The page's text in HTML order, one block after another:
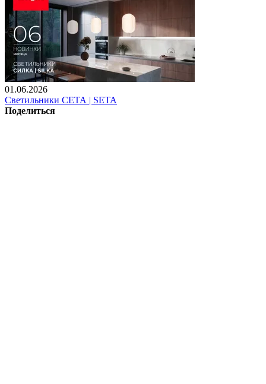
01.06.2026
Светильники СЕТА | SETA
Поделиться